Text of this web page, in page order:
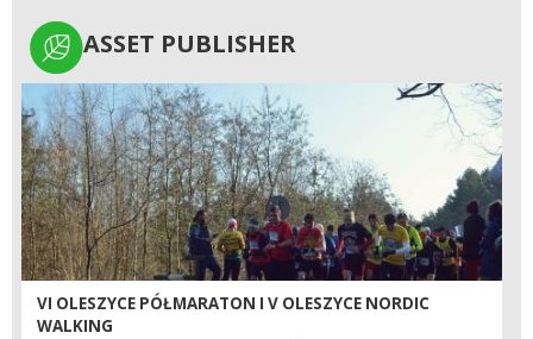
ASSET PUBLISHER
ASSET PUBLISHER
VI OLESZYCE PÓŁMARATON I V OLESZYCE NORDIC
WALKING